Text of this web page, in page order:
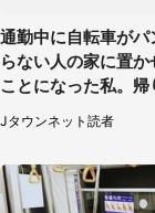
通勤中に自転車がパ
らない人の家に置か
ことになった私。帰
行くと、なんと...（
代女性）
Jタウンネット読者